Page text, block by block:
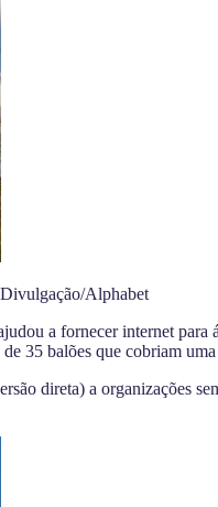
Alphabet
a fornecer internet para
35 balões que cobriam
direta) a organizações